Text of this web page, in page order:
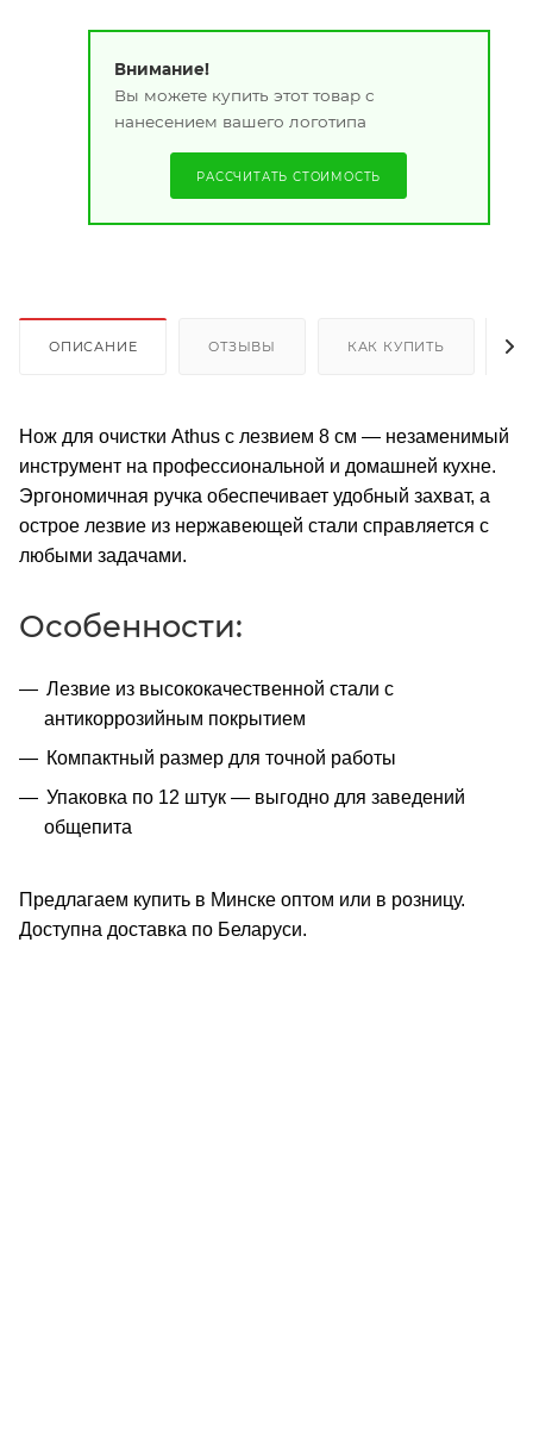
Внимание!
Вы можете купить этот товар с
нанесением вашего логотипа
РАССЧИТАТЬ СТОИМОСТЬ
ОПИСАНИЕ ОТЗЫВЫ КАК КУПИТЬ
Нож для очистки Athus с лезвием 8 см — незаменимый
инструмент на профессиональной и домашней кухне.
Эргономичная ручка обеспечивает удобный захват, а
острое лезвие из нержавеющей стали справляется с
любыми задачами.
Особенности:
Лезвие из высококачественной стали с
антикоррозийным покрытием
Компактный размер для точной работы
Упаковка по 12 штук — выгодно для заведений
общепита
Предлагаем купить в Минске оптом или в розницу.
Доступна доставка по Беларуси.